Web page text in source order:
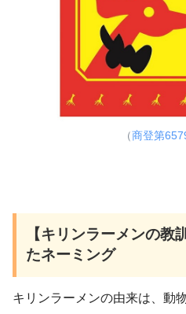
（商登第
【キリンラーメンの
たネーミング
キリンラーメンの由来は、動